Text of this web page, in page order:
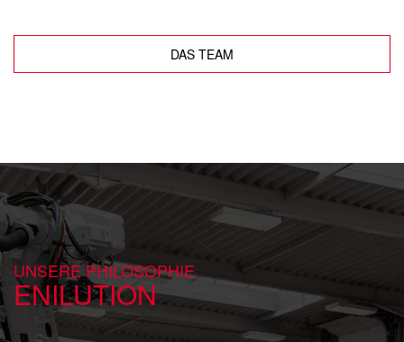
DAS TEAM
UNSERE PHILOSOPHIE
ENILUTION